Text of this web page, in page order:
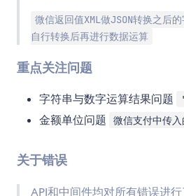
微信返回值XML做JSON转换之后
自行转换后再进行数据运算
重点关注问题
字符串与数字运算结果问题
金额单位问题 微信支付中传
关于错误
API和中间件均对所有错误进